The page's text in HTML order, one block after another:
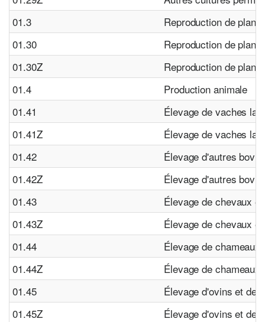
01.3
Reproduction de
01.30
Reproduction de
01.30Z
Reproduction de
01.4
Production animale
01.41
Élevage de vaches
01.41Z
Élevage de vaches
01.42
Élevage d'autres
01.42Z
Élevage d'autres
01.43
Élevage de chevaux
01.43Z
Élevage de chevaux
01.44
Élevage de
01.44Z
Élevage de
01.45
Élevage d'ovins et de
01.45Z
Élevage d'ovins et de